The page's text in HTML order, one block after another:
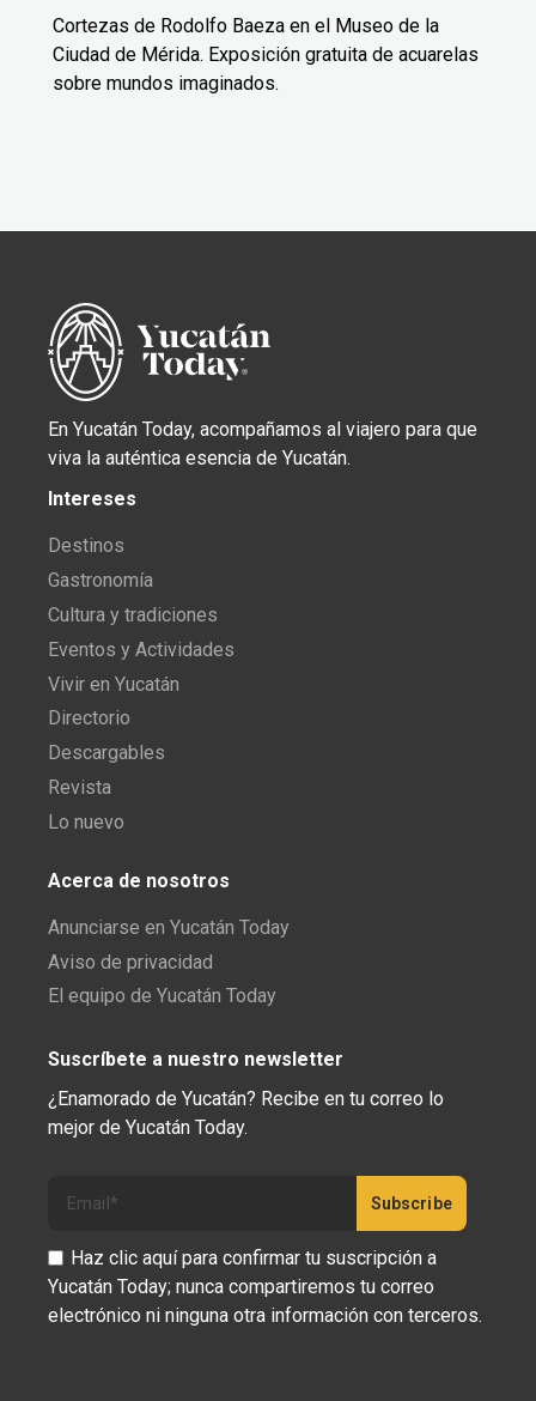
Cortezas de Rodolfo Baeza en el Museo de la
Ciudad de Mérida. Exposición gratuita de acuarelas
sobre mundos imaginados.
En Yucatán Today, acompañamos al viajero para que
viva la auténtica esencia de Yucatán.
Intereses
Destinos
Gastronomía
Cultura y tradiciones
Eventos y Actividades
Vivir en Yucatán
Directorio
Descargables
Revista
Lo nuevo
Acerca de nosotros
Anunciarse en Yucatán Today
Aviso de privacidad
El equipo de Yucatán Today
Suscríbete a nuestro newsletter
¿Enamorado de Yucatán? Recibe en tu correo lo
mejor de Yucatán Today.
Haz clic aquí para confirmar tu suscripción a
Yucatán Today; nunca compartiremos tu correo
electrónico ni ninguna otra información con terceros.